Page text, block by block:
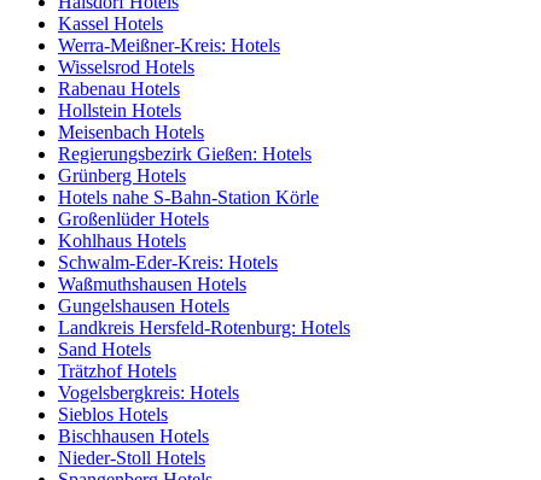
Kassel Hotels
Werra-Meißner-Kreis: Hotels
Wisselsrod Hotels
Rabenau Hotels
Hollstein Hotels
Meisenbach Hotels
Regierungsbezirk Gießen: Hotels
Grünberg Hotels
Hotels nahe S-Bahn-Station Körle
Großenlüder Hotels
Kohlhaus Hotels
Schwalm-Eder-Kreis: Hotels
Waßmuthshausen Hotels
Gungelshausen Hotels
Landkreis Hersfeld-Rotenburg: Hotels
Sand Hotels
Trätzhof Hotels
Vogelsbergkreis: Hotels
Sieblos Hotels
Bischhausen Hotels
Nieder-Stoll Hotels